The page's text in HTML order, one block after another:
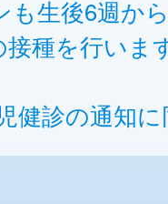
生後6週か
種を行いま
健診の通知